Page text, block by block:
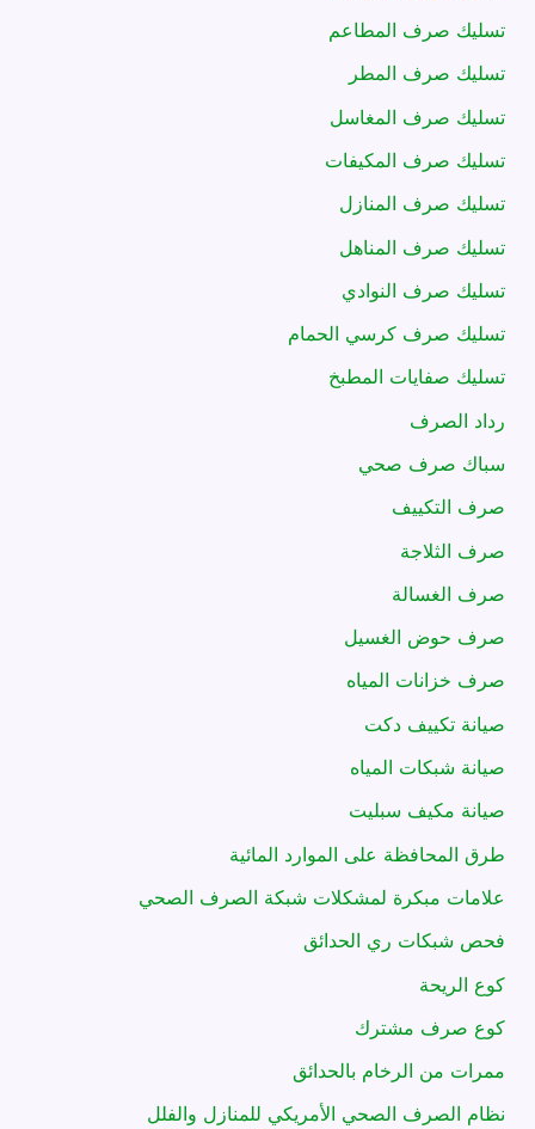
تسليك صرف المطاعم
تسليك صرف المطر
تسليك صرف المغاسل
تسليك صرف المكيفات
تسليك صرف المنازل
تسليك صرف المناهل
تسليك صرف النوادي
تسليك صرف كرسي الحمام
تسليك صفايات المطبخ
رداد الصرف
سباك صرف صحي
صرف التكييف
صرف الثلاجة
صرف الغسالة
صرف حوض الغسيل
صرف خزانات المياه
صيانة تكييف دكت
صيانة شبكات المياه
صيانة مكيف سبليت
طرق المحافظة على الموارد المائية
علامات مبكرة لمشكلات شبكة الصرف الصحي
فحص شبكات ري الحدائق
كوع الريحة
كوع صرف مشترك
ممرات من الرخام بالحدائق
نظام الصرف الصحي الأمريكي للمنازل والفلل